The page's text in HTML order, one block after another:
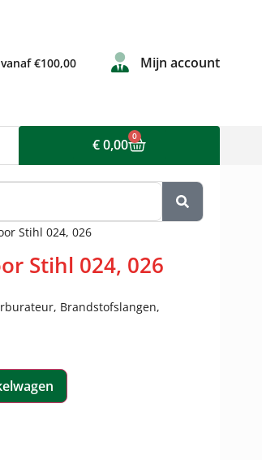
€100,00 Mijn account
€0,00 0
Stihl 024, 026
Stihl 024, 026
, Brandstofslangen,